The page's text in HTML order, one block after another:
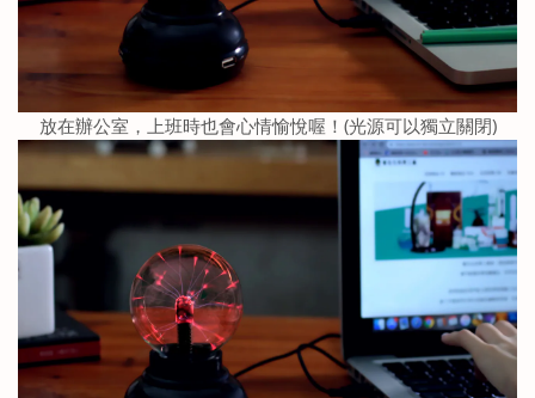
放在辦公室，上班時也會心情愉悅喔！(光源可以獨立關閉)